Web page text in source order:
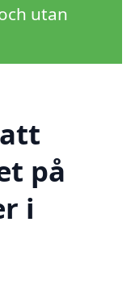
utan
på
i